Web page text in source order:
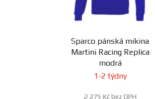
Sparco pánská mikina
Martini Racing Replica
modrá
1-2 týdny
2 275 Kč bez DPH